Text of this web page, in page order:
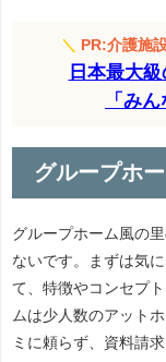
＼ PR:介護施
日本最大
「み
グループホ
グループホーム風の
ないです。まずは気
て、特徴やコンセプ
ムは少人数のアット
ミに頼らず、資料請